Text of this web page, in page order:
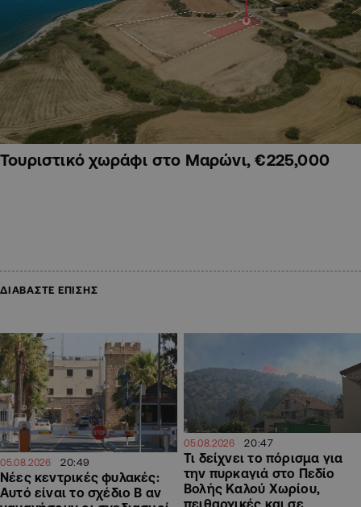
Τουριστικό χωράφι στο Μαρώνι, €225,000
ΔΙΑΒΑΣΤΕ ΕΠΙΣΗΣ
05.08.2026 20:49
Νέες κεντρικές φυλακές:
Αυτό είναι το σχέδιο Β αν
05.08.2026 20:47
Τι δείχνει το πόρισμα για
την πυρκαγιά στο Πεδίο
Βολής Καλού Χωρίου,
πειθαρχικές και σε